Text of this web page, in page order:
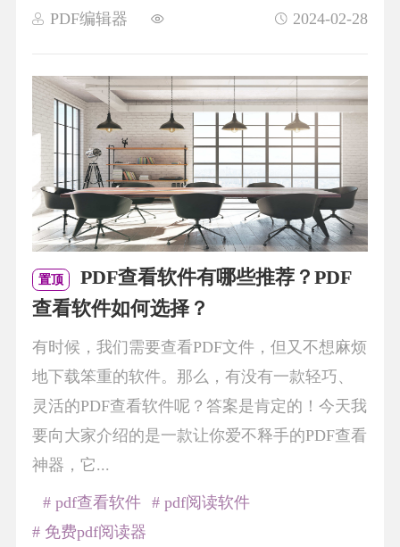
PDF编辑器 2024-02-28
置顶
PDF查看软件有哪些推荐？PDF
查看软件如何选择？
有时候，我们需要查看PDF文件，但又不想麻烦
地下载笨重的软件。那么，有没有一款轻巧、
灵活的PDF查看软件呢？答案是肯定的！今天我
要向大家介绍的是一款让你爱不释手的PDF查看
神器，它...
# pdf查看软件
# pdf阅读软件
# 免费pdf阅读器